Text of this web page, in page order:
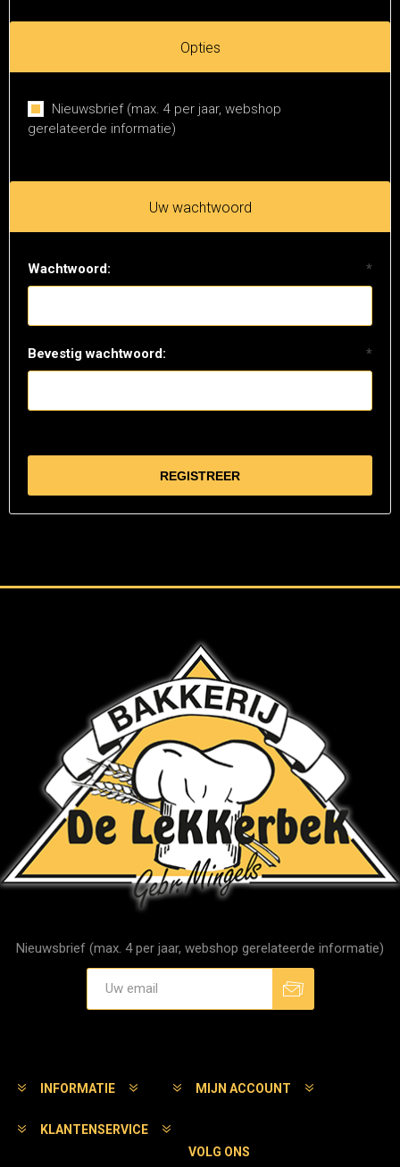
Opties
Nieuwsbrief (max. 4 per jaar, webshop
gerelateerde informatie)
Uw wachtwoord
Wachtwoord: *
Bevestig wachtwoord: *
Nieuwsbrief (max. 4 per jaar, webshop gerelateerde informatie)
INFORMATIE MIJN ACCOUNT
KLANTENSERVICE
VOLG ONS